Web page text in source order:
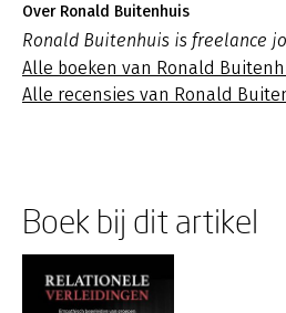
Over Ronald Buitenhuis
Ronald Buitenhuis is freelance
Alle boeken van Ronald
Alle recensies van Ronald
Boek bij dit artikel